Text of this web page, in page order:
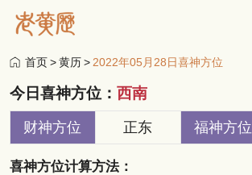
首页>黄历> 2022年05月28日喜神方位
今日喜神方位： 西南
财神方位 正东 福神方位
喜神方位计算方法：